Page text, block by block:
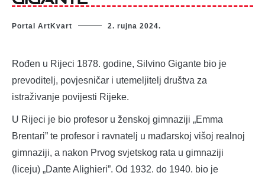
Portal ArtKvart 2. rujna 2024.
Rođen u Rijeci 1878. godine, Silvino Gigante bio je
prevoditelj, povjesničar i utemeljitelj društva za
istraživanje povijesti Rijeke.
U Rijeci je bio profesor u ženskoj gimnaziji „Emma
Brentari” te profesor i ravnatelj u mađarskoj višoj realnoj
gimnaziji, a nakon Prvog svjetskog rata u gimnaziji
(liceju) „Dante Alighieri”. Od 1932. do 1940. bio je